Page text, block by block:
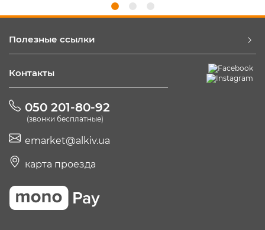
Полезные ссылки
Контакты
050 201-80-92
(звонки бесплатные)
emarket@alkiv.ua
карта проезда